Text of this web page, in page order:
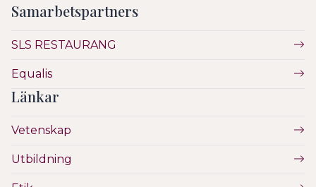
Samarbetspartners
SLS RESTAURANG
Equalis
Länkar
Vetenskap
Utbildning